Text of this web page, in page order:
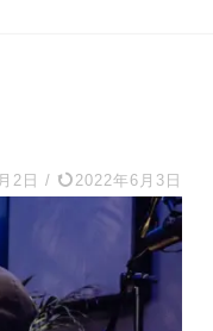
2日 / 2022年6月3日